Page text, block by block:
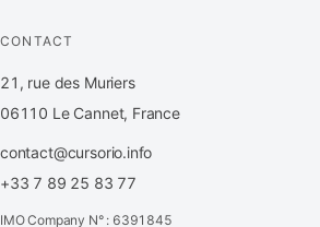
CONTACT
21, rue des Muriers
06110 Le Cannet, France
contact@cursorio.info
+33 7 89 25 83 77
IMO Company N° : 6391845